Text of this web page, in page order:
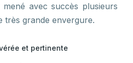
avec succès plusieurs
très grande envergure.
et pertinente